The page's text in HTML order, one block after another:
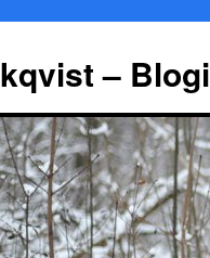
– Blogi